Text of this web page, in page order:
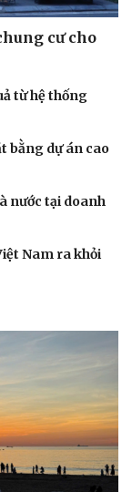
cư cho
từ hệ thống
bằng dự án cao
nước tại doanh
Nam ra khỏi